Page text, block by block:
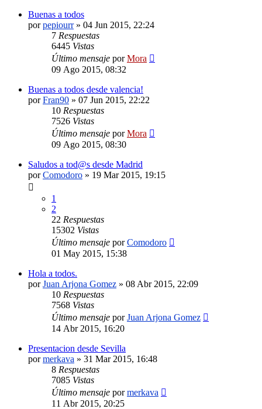
Buenas a todos
porpepiourr» 04 Jun 2015, 22:24
7 Respuestas
6445 Vistas
Último mensaje porMora
09 Ago 2015, 08:32
Buenas a todos desde valencia!
porFran90 » 07 Jun 2015, 22:22
10 Respuestas
7526 Vistas
Último mensaje porMora
09 Ago 2015, 08:30
Saludos a tod@s desde Madrid
porComodoro » 19 Mar 2015, 19:15
1
2
22 Respuestas
15302 Vistas
Último mensaje porComodoro
01 May 2015, 15:38
Hola a todos.
porJuan Arjona Gomez » 08 Abr 2015, 22:09
10 Respuestas
7568 Vistas
Último mensaje porJuan Arjona Gomez
14 Abr 2015, 16:20
Presentacion desde Sevilla
pormerkava » 31 Mar 2015, 16:48
8 Respuestas
7085 Vistas
Último mensaje pormerkava
11 Abr 2015, 20:25